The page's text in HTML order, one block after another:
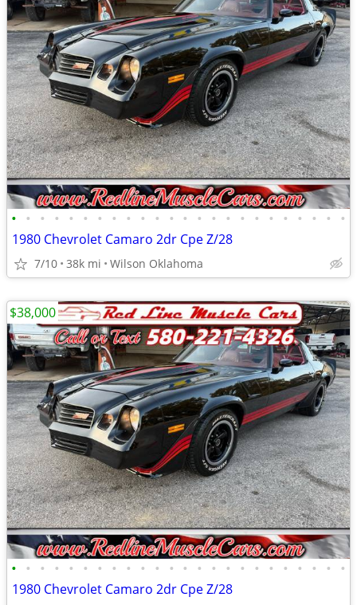
• • • • • • • • • • • • • • • • • • • • • • • •
1980 Chevrolet Camaro 2dr Cpe Z/28
7/10 38k mi Wilson Oklahoma
• • • • • • • • • • • • • • • • • • • • • • • •
1980 Chevrolet Camaro 2dr Cpe Z/28
$38,000